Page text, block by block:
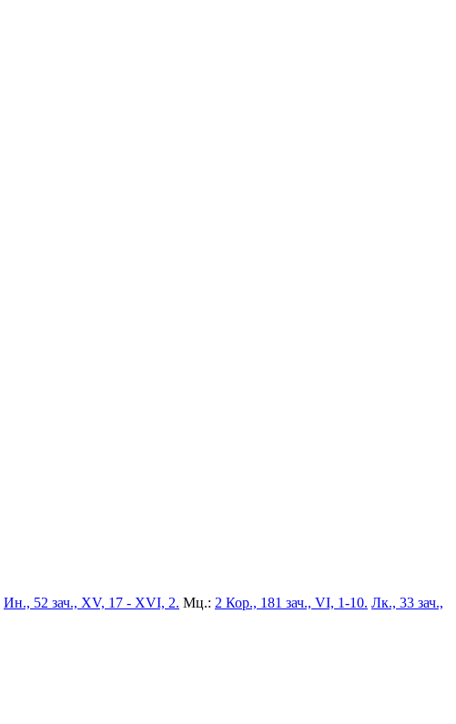
Ин., 52 зач., XV, 17 - XVI, 2. Мц.: 2 Кор., 181 зач., VI, 1-10. Лк., 33 зач.,